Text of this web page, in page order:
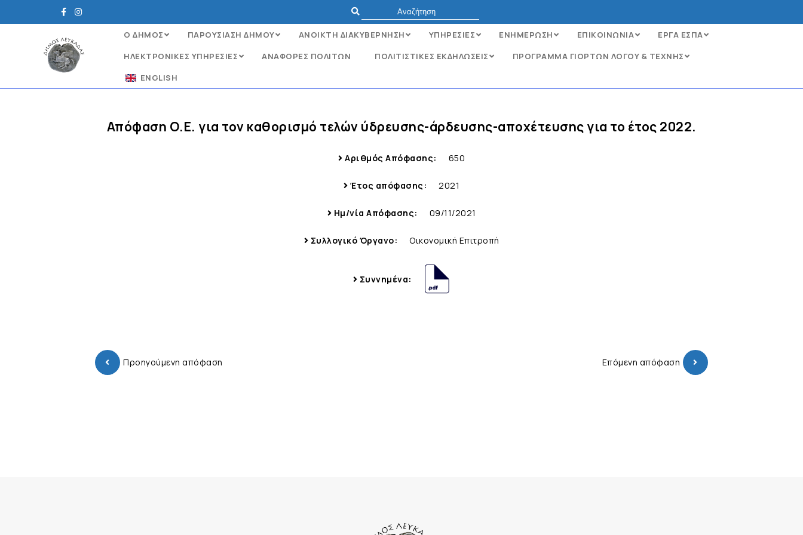
Ο ΔΗΜΟΣ ΠΑΡΟΥΣΙΑΣΗ ΔΗΜΟΥ ΑΝΟΙΚΤΗ ΔΙΑΚΥΒΕΡΝΗΣΗ ΥΠΗΡΕΣΙΕΣ ΕΝΗΜΕΡΩΣΗ ΕΠΙΚΟΙΝΩΝΙΑ
ΕΡΓΑ ΕΣΠΑ
ΗΛΕΚΤΡΟΝΙΚΈΣ ΥΠΗΡΕΣΊΕΣ
ΑΝΑΦΟΡΈΣ ΠΟΛΙΤΏΝ ΠΟΛΙΤΙΣΤΙΚΕΣ ΕΚΔΗΛΩΣΕΙΣ
ΠΡΟΓΡΑΜΜΑ ΓΙΟΡΤΩΝ ΛΟΓΟΥ & ΤΕΧΝΗΣ
ENGLISH
Απόφαση Ο.Ε. για τον καθορισμό τελών ύδρευσης-άρδευσης-αποχέτευσης για το έτος 2022.
Αριθμός Απόφασης: 650
Έτος απόφασης: 2021
Ημ/νία Απόφασης: 09/11/2021
Συλλογικό Όργανο: Οικονομική Επιτροπή
Συννημένα:
Προηγούμενη απόφαση Επόμενη απόφαση